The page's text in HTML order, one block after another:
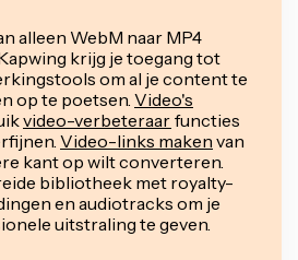
alleen WebM naar MP4
krijg je toegang tot
om al je content te
op te poetsen. Video's
video-verbeteraar functies
Video-links maken van
kant op wilt converteren.
bibliotheek met royalty-
en audiotracks om je
uitstraling te geven.